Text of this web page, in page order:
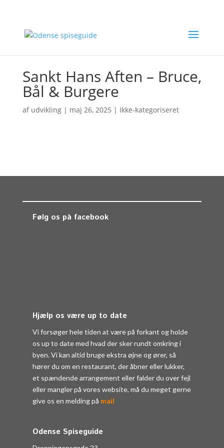
Sankt Hans Aften – Bruce,
Bål & Burgere
af udvikling| maj 26, 2025 | Ikke-kategoriseret
Følg os på facebook
Hjælp os være up to date
Vi forsøger hele tiden at være på forkant og holde
os up to date med hvad der sker rundt omkring i
byen. Vi kan altid bruge ekstra øjne og ører, så
hører du om en restaurant, der åbner eller lukker,
et spændende arrangement eller falder du over fejl
eller mangler på vores website, må du meget gerne
give os en melding på mail
Odense Spiseguide